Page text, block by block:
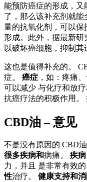
能预防癌症的形成，
了，那么该补充剂就
量的抗氧化剂，可以
形成。此外，据最新
以破坏癌细胞，抑制其
这也是值得补充的。
症。 癌症 ，如：疼痛
可以减少 与化疗和放
抗癌疗法的积极作用。
CBD油 – 意见
不是没有原因的 CBD
很多疾病和病痛。 疾病
力，并且 是非常有效
性治疗。 健康支持和